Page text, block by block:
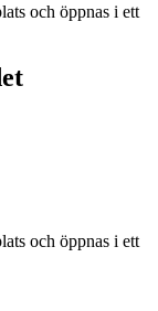
och öppnas i ett
och öppnas i ett